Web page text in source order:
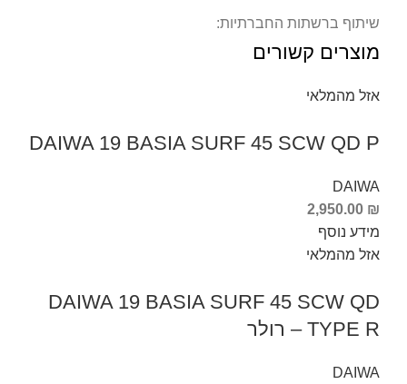
שיתוף ברשתות החברתיות:
מוצרים קשורים
אזל מהמלאי
DAIWA 19 BASIA SURF 45 SCW QD P
DAIWA
2,950.00 ₪
מידע נוסף
אזל מהמלאי
DAIWA 19 BASIA SURF 45 SCW QD
TYPE R – רולר
DAIWA